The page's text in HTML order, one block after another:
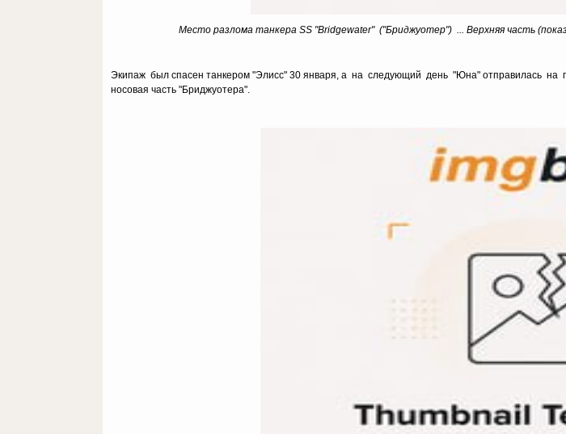
Место разлома танкера SS "Bridgewater" ("Бриджуотер") ... Верхняя часть
Экипаж был спасен танкером "Элисс" 30 января, а на следующий день "Юна" отправилась
носовая часть "Бриджуотера".